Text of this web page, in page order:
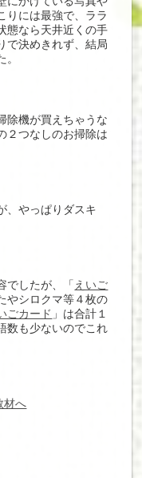
りには最強で、ララ
態なら天井近くの手
で決めきれず、結局
除機が買えちゃうな
２つなしのお掃除は
、やっぱりダスキ
でしたが、「 えいご
やシロクマ等４枚の
ごカード 」は合計１
数も少ないのでこれ